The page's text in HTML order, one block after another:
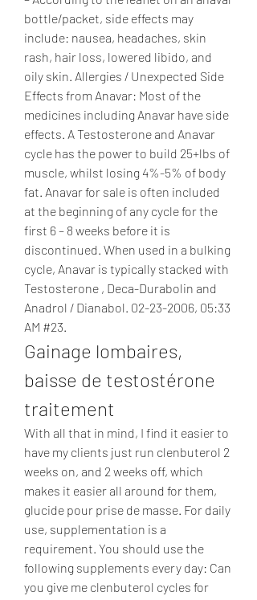
bottle/packet, side effects may
include: nausea, headaches, skin
rash, hair loss, lowered libido, and
oily skin. Allergies / Unexpected Side
Effects from Anavar: Most of the
medicines including Anavar have side
effects. A Testosterone and Anavar
cycle has the power to build 25+lbs of
muscle, whilst losing 4%-5% of body
fat. Anavar for sale is often included
at the beginning of any cycle for the
first 6 – 8 weeks before it is
discontinued. When used in a bulking
cycle, Anavar is typically stacked with
Testosterone , Deca-Durabolin and
Anadrol / Dianabol. 02-23-2006, 05:33
AM #23.
Gainage lombaires,
baisse de testostérone
traitement
With all that in mind, I find it easier to
have my clients just run clenbuterol 2
weeks on, and 2 weeks off, which
makes it easier all around for them,
glucide pour prise de masse. For daily
use, supplementation is a
requirement. You should use the
following supplements every day: Can
you give me clenbuterol cycles for